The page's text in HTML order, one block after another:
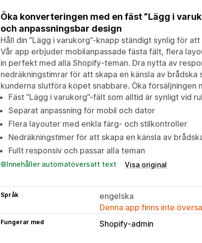
Öka konverteringen med en fäst ”Lägg i
och anpassningsbar design
Håll din ”Lägg i varukorg”-knapp ständigt synlig för
Vår app erbjuder mobilanpassade fästa fält, flera
in perfekt med alla Shopify-teman. Dra nytta av
nedräkningstimrar för att skapa en känsla av
kunderna slutföra köpet snabbare. Öka försäljningen
Fäst ”Lägg i varukorg”-fält som alltid är synligt vid
Separat anpassning för mobil och dator
Flera layouter med enkla färg- och stilkontroller
Nedräkningstimer för att skapa en känsla av
Fullt responsiv och passar alla teman
Innehåller automatöversatt text Visa original
Språk
engelska
Denna app finns inte
Fungerar med Shopify-admin